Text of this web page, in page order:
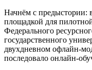
Начнём с предыстории:
площадкой для
Федерального
государственного
двухдневном офлайн-
последовало онлайн-